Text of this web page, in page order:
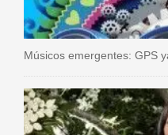
Músicos emergentes: GPS